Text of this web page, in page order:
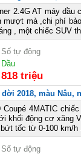
2.4G AT máy
mượt mà ,chi phí
, một chiếc SUV
Số tự động
Dầu
818 triệu
2018, màu Nâu,
Coupé 4MATIC
khối động cơ xăng
tốc từ 0-100 km/h
Số tự động